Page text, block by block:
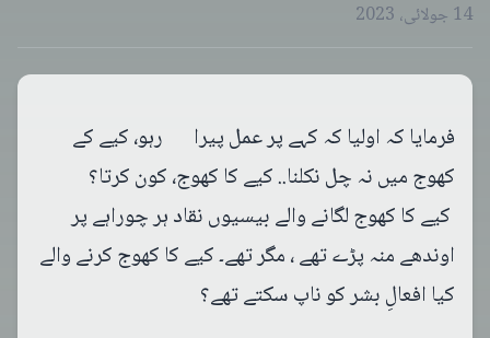
14 جولائی، 2023
فرمایا کہ اولیا کہ کہے پر عمل پیرا رہو، کیے کے
کھوج میں نہ چل نکلنا.. کیے کا کھوج، کون کرتا؟
کیے کا کھوج لگانے والے بیسیوں نقاد ہر چوراہے پر
اوندھے منہ پڑے تھے ، مگر تھے۔ کیے کا کھوج کرنے والے
کیا افعالِ بشر کو ناپ سکتے تھے؟